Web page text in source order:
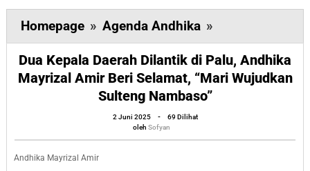
Homepage » Agenda Andhika »
Kepala
Daerah
Dilantik
Andhika
Dua Kepala Daerah Dilantik di Palu, Andhika
Mayrizal Amir Beri Selamat, “Mari Wujudkan
Sulteng Nambaso”
2 Juni 2025
oleh
Sofyan
-
69 Dilihat
oleh Sofyan
Andhika Mayrizal Amir